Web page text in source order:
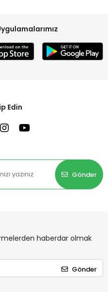
Edin
Gönder
haberdar olmak
Gönder